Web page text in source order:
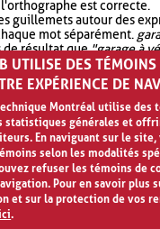
est correcte.
guillemets autour des
mot séparément.
de résultat que"garage à
votre recherche avec
plus de résultat que
UTILISE DES TÉMOINS
EXPÉRIENCE DE
Montréal utilise des
statistiques générales et
En naviguant sur le site,
selon les modalités
refuser les témoins de
Pour en savoir plus
et sur la protection de vos
.